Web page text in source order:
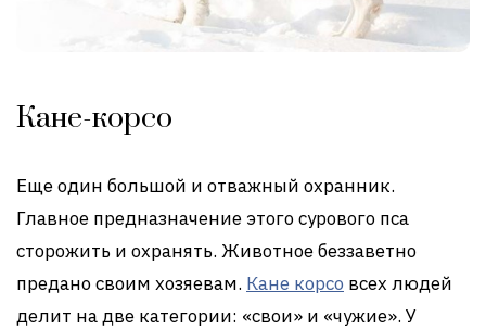
Кане-корсо
Еще один большой и отважный охранник.
Главное предназначение этого сурового пса
сторожить и охранять. Животное беззаветно
предано своим хозяевам. Кане корсо всех людей
делит на две категории: «свои» и «чужие». У